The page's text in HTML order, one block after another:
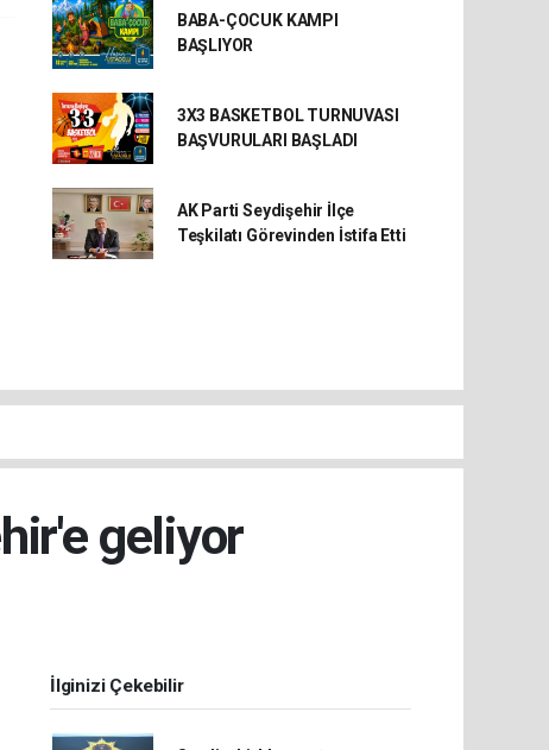
BABA-ÇOCUK KAMPI
BAŞLIYOR
3X3 BASKETBOL TURNUVASI
BAŞVURULARI BAŞLADI
AK Parti Seydişehir İlçe
Teşkilatı Görevinden İstifa Etti
geliyor
İlginizi Çekebilir